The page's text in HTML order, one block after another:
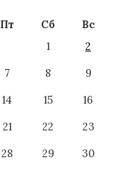
Пт Сб
Вс
1
2
7 8
9
14 15
16
21 22
23
28 29
30